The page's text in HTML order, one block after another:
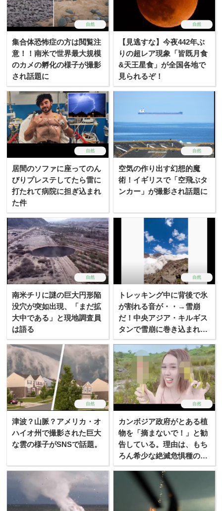
集合体恐怖症の方は閲覧注
意！！南米で世界最大規模
のカメの孵化の様子が撮影
され話題に
自然
【見逃すな】今夜442年ぶ
りの超レア現象「皆既月食
&天王星食」が全国各地で
見られるぞ！
自然
居間のソファに座ってのん
びりプレステしてたら雷に
打たれて病院に担ぎ込まれ
た件
自然
空気の作り出す幻想的魔
術！イギリスで「空飛ぶタ
ンカー」が撮影され話題に
自然
南米チリに謎の巨大円形陥
没穴が突如出現、「まだ拡
大中である」と現地調査員
は語る
自然
トレッキング中に背後で氷
が割れる音が・・→雪崩
だ！中央アジア・キルギス
タンで雪崩に巻き込まれる
映像が恐ろしい！！
自然
津波？山脈？アメリカ・オ
ハイオ州で撮影された巨大
な雲の様子がSNSで話題。
自然
カンボジア政府がとある植
物を「摘まないで！」と勧
告している。理由は、もち
ろん希少な絶滅危惧種の植
物だからだ。
自然